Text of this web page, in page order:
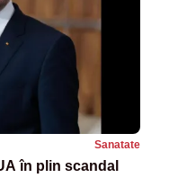
Sanatate
în plin scandal